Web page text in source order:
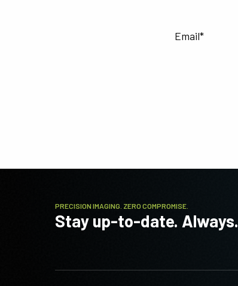
Email
PRECISION IMAGING. ZERO COMPROMISE.
Stay up-to-date. Always.